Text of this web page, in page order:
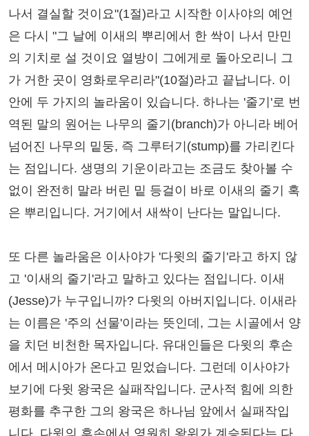
나서 결실할 것이요"(1절)라고 시작한 이사야의 예언
은 다시 "그 날에 이새의 뿌리에서 한 싹이 나서 만민
의 기치로 설 것이요 열방이 그에게로 돌아오리니 그
가 거한 곳이 영화로우리라"(10절)라고 끝납니다. 이
안에 두 가지의 놀라움이 있습니다. 하나는 '줄기'로 번
역된 말의 원어는 나무의 줄기(branch)가 아니라 베어
넘어진 나무의 밑둥, 즉 그루터기(stump)를 가리킨다
는 점입니다. 생명의 기운이라고는 조금도 찾아볼 수
없이 완전히 말라 버린 밑 등걸이 바로 이새의 줄기 혹
은 뿌리입니다. 거기에서 새싹이 난다는 말입니다.
또 다른 놀라움은 이사야가 '다윗의 줄기'라고 하지 않
고 '이새의 줄기'라고 말하고 있다는 점입니다. 이새
(Jesse)가 누구입니까? 다윗의 아버지입니다. 이새라
는 이름은 '주의 선물'이라는 뜻인데, 그는 시골에서 양
을 치던 비천한 목자입니다. 유대인들은 다윗의 후손
에서 메시아가 온다고 믿었습니다. 그런데 이사야가
보기에 다윗 왕국은 실패작입니다. 군사적 힘에 의한
평화를 추구한 그의 왕국은 하나님 앞에서 실패작입